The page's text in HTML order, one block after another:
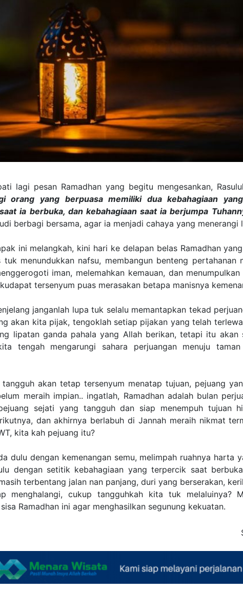
lagi pesan Ramadhan yang begitu mengesankan,
orang yang berpuasa memiliki dua kebahagiaan
ia berbuka, dan kebahagiaan saat ia berjumpa
berbagi bersama, agar ia menjadi cahaya yang menerangi
ini melangkah, kini hari ke delapan belas Ramadhan
tuk menundukkan nafsu, membangun benteng pertahanan
iman, melemahkan kemauan, dan
tersenyum puas merasakan betapa manisnya
janganlah lupa tuk selalu memantapkan tekad
akan kita pijak, tengoklah setiap pijakan yang telah
lipatan ganda pahala yang Allah berikan, tetapi itu akan
tengah mengarungi sahara perjuangan menuju
tangguh akan tetap tersenyum menatap tujuan, pejuang
meraih impian.. ingatlah, Ramadhan adalah bulan
sejati yang tangguh dan siap menempuh tujuan
dan akhirnya berlabuh di Jannah meraih nikmat
kita kah pejuang itu?
dulu dengan kemenangan semu, melimpah ruahnya harta
dengan setitik kebahagiaan yang terpercik saat
terbentang jalan nan panjang, duri yang berserakan,
menghalangi, cukup tangguhkah kita tuk melaluinya?
Ramadhan ini agar menghasilkan segunung kekuatan.